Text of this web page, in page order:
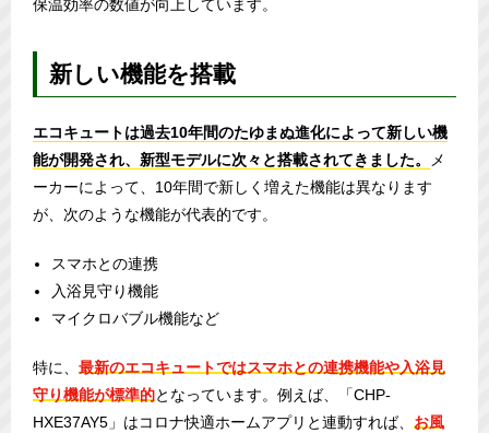
保温効率の数値が向上しています。
新しい機能を搭載
エコキュートは過去10年間のたゆまぬ進化によって新しい機
能が開発され、新型モデルに次々と搭載されてきました。
メ
ーカーによって、10年間で新しく増えた機能は異なります
が、次のような機能が代表的です。
スマホとの連携
入浴見守り機能
マイクロバブル機能など
特に、 最新のエコキュートではスマホとの連携機能や入浴見
守り機能が標準的となっています。例えば、「CHP-
HXE37AY5」はコロナ快適ホームアプリと連動すれば、 お風